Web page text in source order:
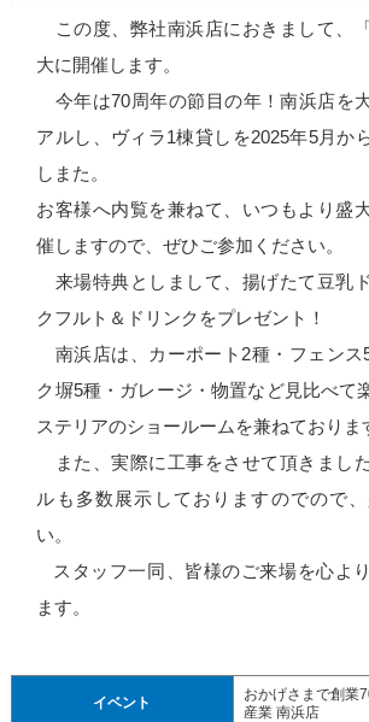
この度、弊社南浜店におきまして、
大に開催します。
今年は70周年の節目の年！南浜店を
アルし、ヴィラ1棟貸しを2025年5月か
しまた。
お客様へ内覧を兼ねて、いつもより盛
催しますので、ぜひご参加ください。
来場特典としまして、揚げたて豆乳
クフルト＆ドリンクをプレゼント！
南浜店は、カーポート2種・フェンス
ク塀5種・ガレージ・物置など見比べて
ステリアのショールームを兼ねておりま
また、実際に工事をさせて頂きまし
ルも多数展示しておりますのでので
い。
スタッフ一同、皆様のご来場を心よ
ます。
イベント
おかげさまで創業
産業 南浜店